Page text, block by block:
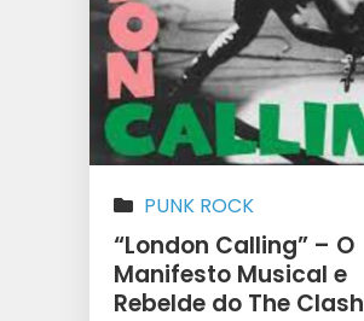
PUNK ROCK
“London Calling” – O
Manifesto Musical e
Rebelde do The Clash